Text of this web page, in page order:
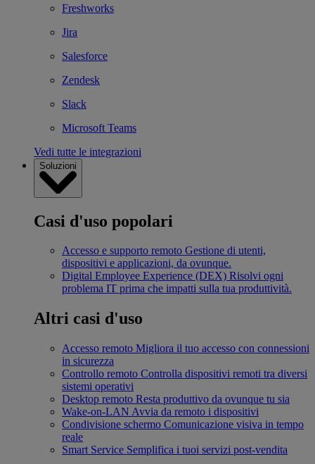
Freshworks
Jira
Salesforce
Zendesk
Slack
Microsoft Teams
Vedi tutte le integrazioni
Soluzioni
Casi d'uso popolari
Accesso e supporto remoto Gestione di utenti,
dispositivi e applicazioni, da ovunque.
Digital Employee Experience (DEX) Risolvi ogni
problema IT prima che impatti sulla tua produttività.
Altri casi d'uso
Accesso remoto Migliora il tuo accesso con connessioni
in sicurezza
Controllo remoto Controlla dispositivi remoti tra diversi
sistemi operativi
Desktop remoto Resta produttivo da ovunque tu sia
Wake-on-LAN Avvia da remoto i dispositivi
Condivisione schermo Comunicazione visiva in tempo
reale
Smart Service Semplifica i tuoi servizi post-vendita